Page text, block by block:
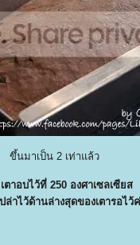
ขึ้นมาเป็น 2 เท่าแล้ว
ตาอบไว้ที่ 250 องศาเซลเซียส
ล่าไว้ด้านล่างสุดของเตารอไว้